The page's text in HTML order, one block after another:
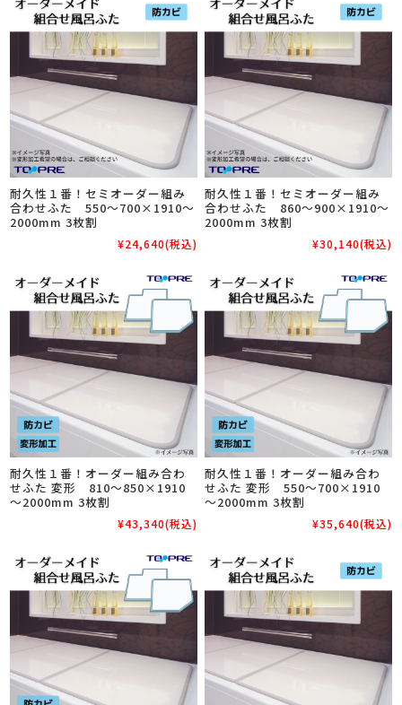
耐久性１番！セミオーダー組み
合わせふた 550～700×1910～
2000mm 3枚割
¥24,640(税込)
耐久性１番！セミオーダー組み
合わせふた 860～900×1910～
2000mm 3枚割
¥30,140(税込)
耐久性１番！オーダー組み合わ
せふた 変形 810～850×1910
～2000mm 3枚割
¥43,340(税込)
耐久性１番！オーダー組み合わ
せふた 変形 550～700×1910
～2000mm 3枚割
¥35,640(税込)